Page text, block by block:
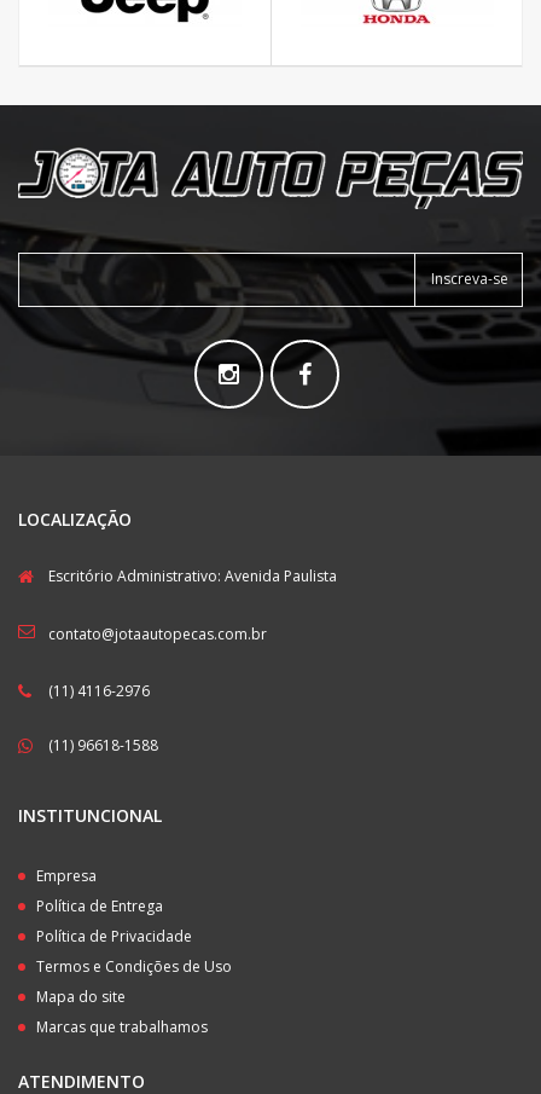
Inscreva-se
LOCALIZAÇÃO
Escritório Administrativo: Avenida Paulista
contato@jotaautopecas.com.br
(11) 4116-2976
(11) 96618-1588
INSTITUNCIONAL
Empresa
Política de Entrega
Política de Privacidade
Termos e Condições de Uso
Mapa do site
Marcas que trabalhamos
ATENDIMENTO